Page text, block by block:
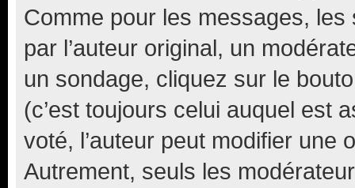
Comme pour les messages,
par l’auteur original, un
un sondage, cliquez sur le
(c’est toujours celui auquel est
voté, l’auteur peut modifier une
Autrement, seuls les